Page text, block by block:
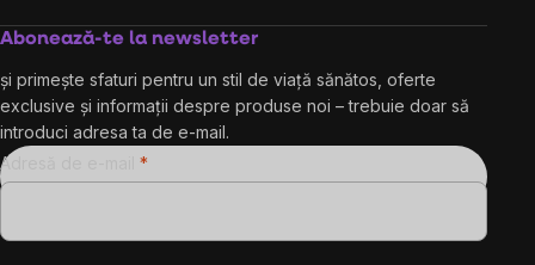
Abonează-te la newsletter
și primește sfaturi pentru un stil de viață sănătos, oferte
exclusive și informații despre produse noi – trebuie doar să
introduci adresa ta de e-mail.
Adresă de e-mail